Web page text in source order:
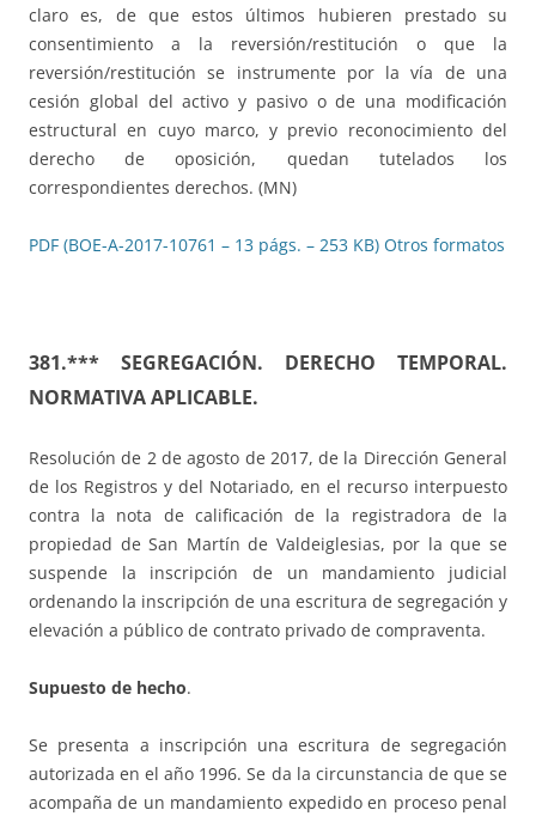
claro es, de que estos últimos hubieren prestado su
consentimiento a la reversión/restitución o que la
reversión/restitución se instrumente por la vía de una
cesión global del activo y pasivo o de una modificación
estructural en cuyo marco, y previo reconocimiento del
derecho de oposición, quedan tutelados los
correspondientes derechos. (MN)
PDF (BOE-A-2017-10761 – 13 págs. – 253 KB) Otros formatos
381.*** SEGREGACIÓN. DERECHO TEMPORAL.
NORMATIVA APLICABLE.
Resolución de 2 de agosto de 2017, de la Dirección General
de los Registros y del Notariado, en el recurso interpuesto
contra la nota de calificación de la registradora de la
propiedad de San Martín de Valdeiglesias, por la que se
suspende la inscripción de un mandamiento judicial
ordenando la inscripción de una escritura de segregación y
elevación a público de contrato privado de compraventa.
Supuesto de hecho.
Se presenta a inscripción una escritura de segregación
autorizada en el año 1996. Se da la circunstancia de que se
acompaña de un mandamiento expedido en proceso penal